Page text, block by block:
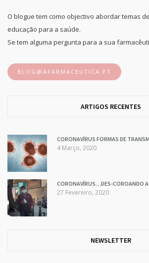
O blogue tem como objectivo abordar temas
educação para a saúde.
Se tem alguma pergunta para a sua
BLOG@AFARMACEUTICA.PT
ARTIGOS RECENTES
CORONAVÍRUS FORMAS DE
4 Março, 2020
CORONAVÍRUS…DES-COROANDO
27 Fevereiro, 2020
NEWSLETTER